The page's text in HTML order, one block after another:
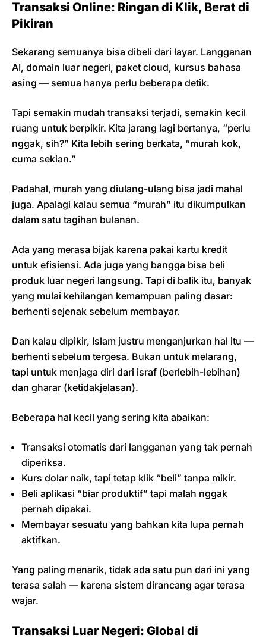
Transaksi Online: Ringan di Klik, Berat di
Pikiran
Sekarang semuanya bisa dibeli dari layar. Langganan
AI, domain luar negeri, paket cloud, kursus bahasa
asing — semua hanya perlu beberapa detik.
Tapi semakin mudah transaksi terjadi, semakin kecil
ruang untuk berpikir. Kita jarang lagi bertanya, “perlu
nggak, sih?” Kita lebih sering berkata, “murah kok,
cuma sekian.”
Padahal, murah yang diulang-ulang bisa jadi mahal
juga. Apalagi kalau semua “murah” itu dikumpulkan
dalam satu tagihan bulanan.
Ada yang merasa bijak karena pakai kartu kredit
untuk efisiensi. Ada juga yang bangga bisa beli
produk luar negeri langsung. Tapi di balik itu, banyak
yang mulai kehilangan kemampuan paling dasar:
berhenti sejenak sebelum membayar.
Dan kalau dipikir, Islam justru menganjurkan hal itu —
berhenti sebelum tergesa. Bukan untuk melarang,
tapi untuk menjaga diri dari israf (berlebih-lebihan)
dan gharar (ketidakjelasan).
Beberapa hal kecil yang sering kita abaikan:
Transaksi otomatis dari langganan yang tak pernah
diperiksa.
Kurs dolar naik, tapi tetap klik “beli” tanpa mikir.
Beli aplikasi “biar produktif” tapi malah nggak
pernah dipakai.
Membayar sesuatu yang bahkan kita lupa pernah
aktifkan.
Yang paling menarik, tidak ada satu pun dari ini yang
terasa salah — karena sistem dirancang agar terasa
wajar.
Transaksi Luar Negeri: Global di